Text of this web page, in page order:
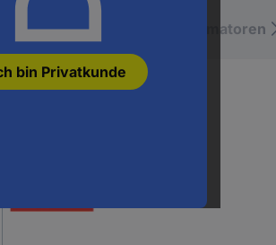
bin Privatkunde
und Netzteile Transformatoren